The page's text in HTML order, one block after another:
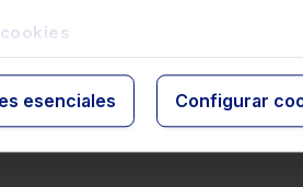
esenciales Configurar